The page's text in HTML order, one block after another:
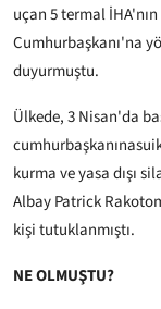
uçan 5 termal
Cumhurbaşkanı'na
duyurmuştu.
Ülkede, 3 Nisan'da
kurma ve yasa dışı
Albay Patrick
kişi tutuklanmıştı.
NE OLMUŞTU?